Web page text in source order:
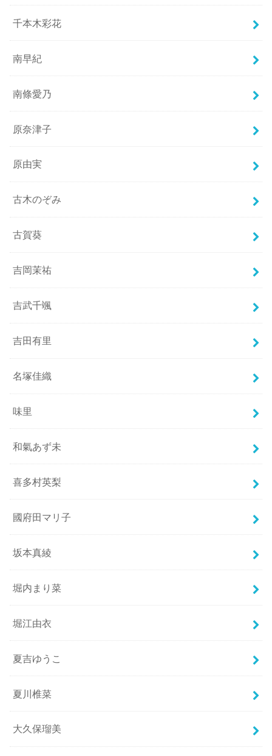
千本木彩花
南早紀
南條愛乃
原奈津子
原由実
古木のぞみ
古賀葵
吉岡茉祐
吉武千颯
吉田有里
名塚佳織
味里
和氣あず未
喜多村英梨
國府田マリ子
坂本真綾
堀内まり菜
堀江由衣
夏吉ゆうこ
夏川椎菜
大久保瑠美